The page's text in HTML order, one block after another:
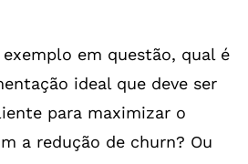
exemplo em questão, qual é
ideal que deve ser
para maximizar o
a redução de churn? Ou